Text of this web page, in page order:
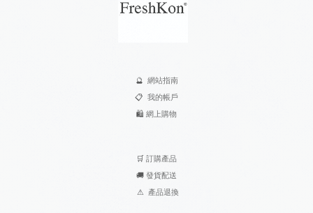
🔮 網站指南
📋 我的帳戶
🛍️ 網上購物
🛒 訂購產品
🚚 發貨配送
⚠ 產品退換